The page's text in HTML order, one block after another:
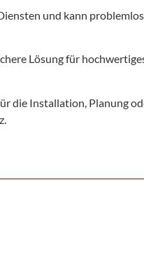
und kann
Lösung für
die Installation, Planung